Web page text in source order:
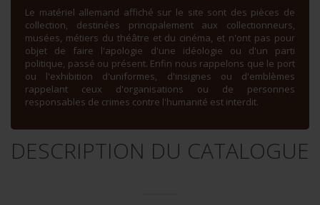
Le matériel allemand affiché sur le site sont des pièces de
collection, destinées principalement aux collectionneurs,
musées, métiers du théâtre et du cinéma, et n'ont pas pour
objet de faire l'apologie d'une idéologie ou d'un parti
politique, passé ou présent. Enfin nous rappelons que le port
ou l'exhibition d'uniformes, d'insignes ou d'emblèmes
rappelant ceux d'organisations ou de personnes
responsables de crimes contre l'humanité est interdit.
DESCRIPTION DU CATALOGUE